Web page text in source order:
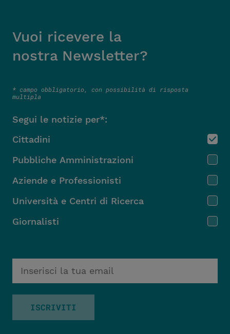
Vuoi ricevere la
nostra Newsletter?
* campo obbligatorio, con possibilità di risposta
multipla
Segui le notizie per*:
Segui le notizie per*:
Cittadini
Pubbliche Amministrazioni
Aziende e Professionisti
Università e Centri di Ricerca
Giornalisti
ISCRIVITI